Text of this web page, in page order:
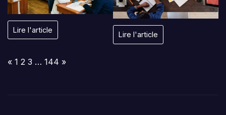
Lire l'article
Lire l'article
Page:
Previous
« 1 2 3 … 144 Next
»